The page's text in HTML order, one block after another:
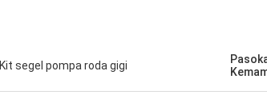
Kit segel pompa roda gigi